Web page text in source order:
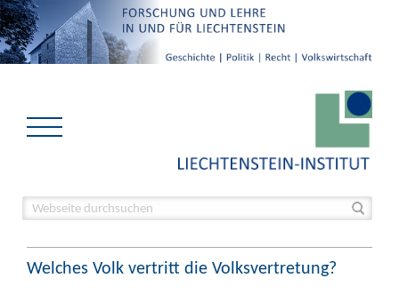
Welches Volk vertritt die Volksvertretung?